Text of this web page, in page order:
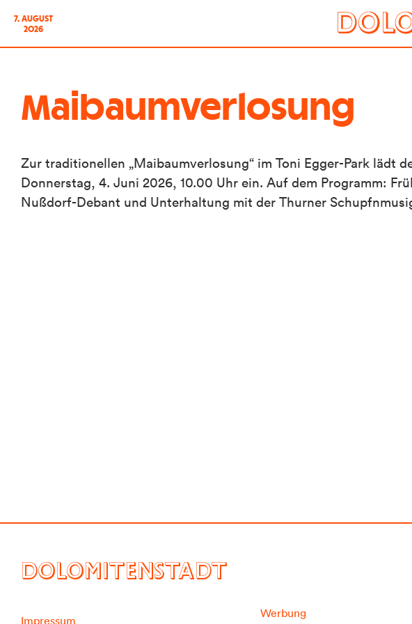
7. AUGUST
2026
Maibaumverlosung
Zur traditionellen „Maibaumverlosung“ im Toni Egger-Park lädt
Donnerstag, 4. Juni 2026, 10.00 Uhr ein. Auf dem Programm:
Nußdorf-Debant und Unterhaltung mit der Thurner
DOLOMITENSTADT
Impressum
Werbung